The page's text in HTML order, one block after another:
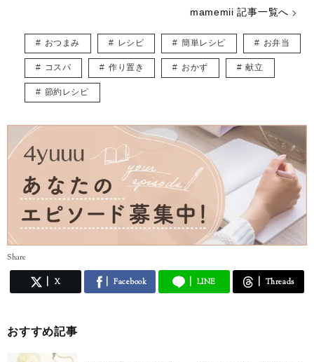
mamemii 記事一覧へ
おつまみ レシピ 簡単レシピ お弁当
コスパ 作り置き おかず 献立
節約レシピ
Share
X Facebook LINE Threads
おすすめ記事